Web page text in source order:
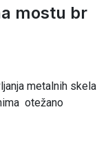
mostu br
metalnih skela
otežano